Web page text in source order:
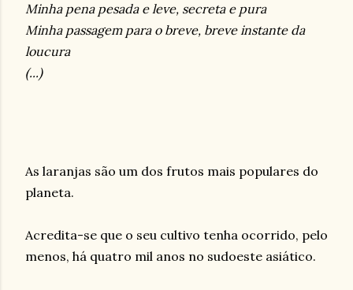
Minha pena pesada e leve, secreta e pura
Minha passagem para o breve, breve instante da
loucura
(...)
As laranjas são um dos frutos mais populares do
planeta.
Acredita-se que o seu cultivo tenha ocorrido, pelo
menos, há quatro mil anos no sudoeste asiático.